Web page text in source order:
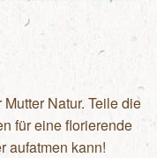
Natur. Teile die
für eine florierende
aufatmen kann!